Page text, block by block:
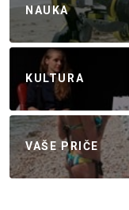
NAUKA
KULTURA
VAŠE PRIČE